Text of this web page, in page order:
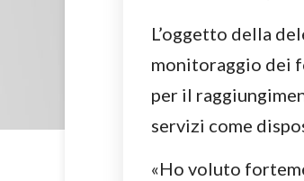
L’oggetto della
monitoraggio dei
per il
servizi come
«Ho voluto